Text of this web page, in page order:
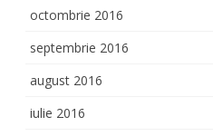
octombrie 2016
septembrie 2016
august 2016
iulie 2016